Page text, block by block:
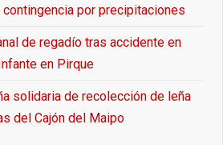
por precipitaciones
de regadío tras accidente en
en Pirque
solidaria de recolección de leña
del Cajón del Maipo